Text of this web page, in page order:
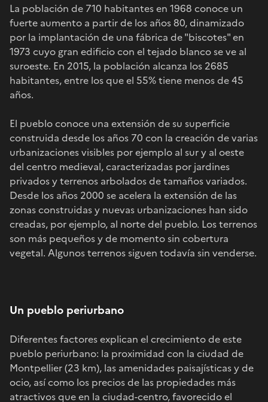
La población de 710 habitantes en 1968 conoce un
fuerte aumento a partir de los años 80, dinamizado
por la implantación de una fábrica de "biscotes" en
1973 cuyo gran edificio con el tejado blanco se ve al
suroeste. En 2015, la población alcanza los 2685
habitantes, entre los que el 55% tiene menos de 45
años.
El pueblo conoce una extensión de su superficie
construida desde los años 70 con la creación de varias
urbanizaciones visibles por ejemplo al sur y al oeste
del centro medieval, caracterizadas por jardines
privados y terrenos arbolados de tamaños variados.
Desde los años 2000 se acelera la extensión de las
zonas construidas y nuevas urbanizaciones han sido
creadas, por ejemplo, al norte del pueblo. Los terrenos
son más pequeños y de momento sin cobertura
vegetal. Algunos terrenos siguen todavía sin venderse.
Un pueblo periurbano
Diferentes factores explican el crecimiento de este
pueblo periurbano: la proximidad con la ciudad de
Montpellier (23 km), las amenidades paisajísticas y de
ocio, así como los precios de las propiedades más
atractivos que en la ciudad-centro, favorecido el